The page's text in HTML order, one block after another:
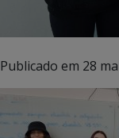
Publicado em 28